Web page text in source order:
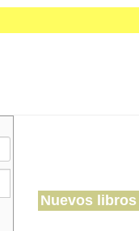
Nuevos libros